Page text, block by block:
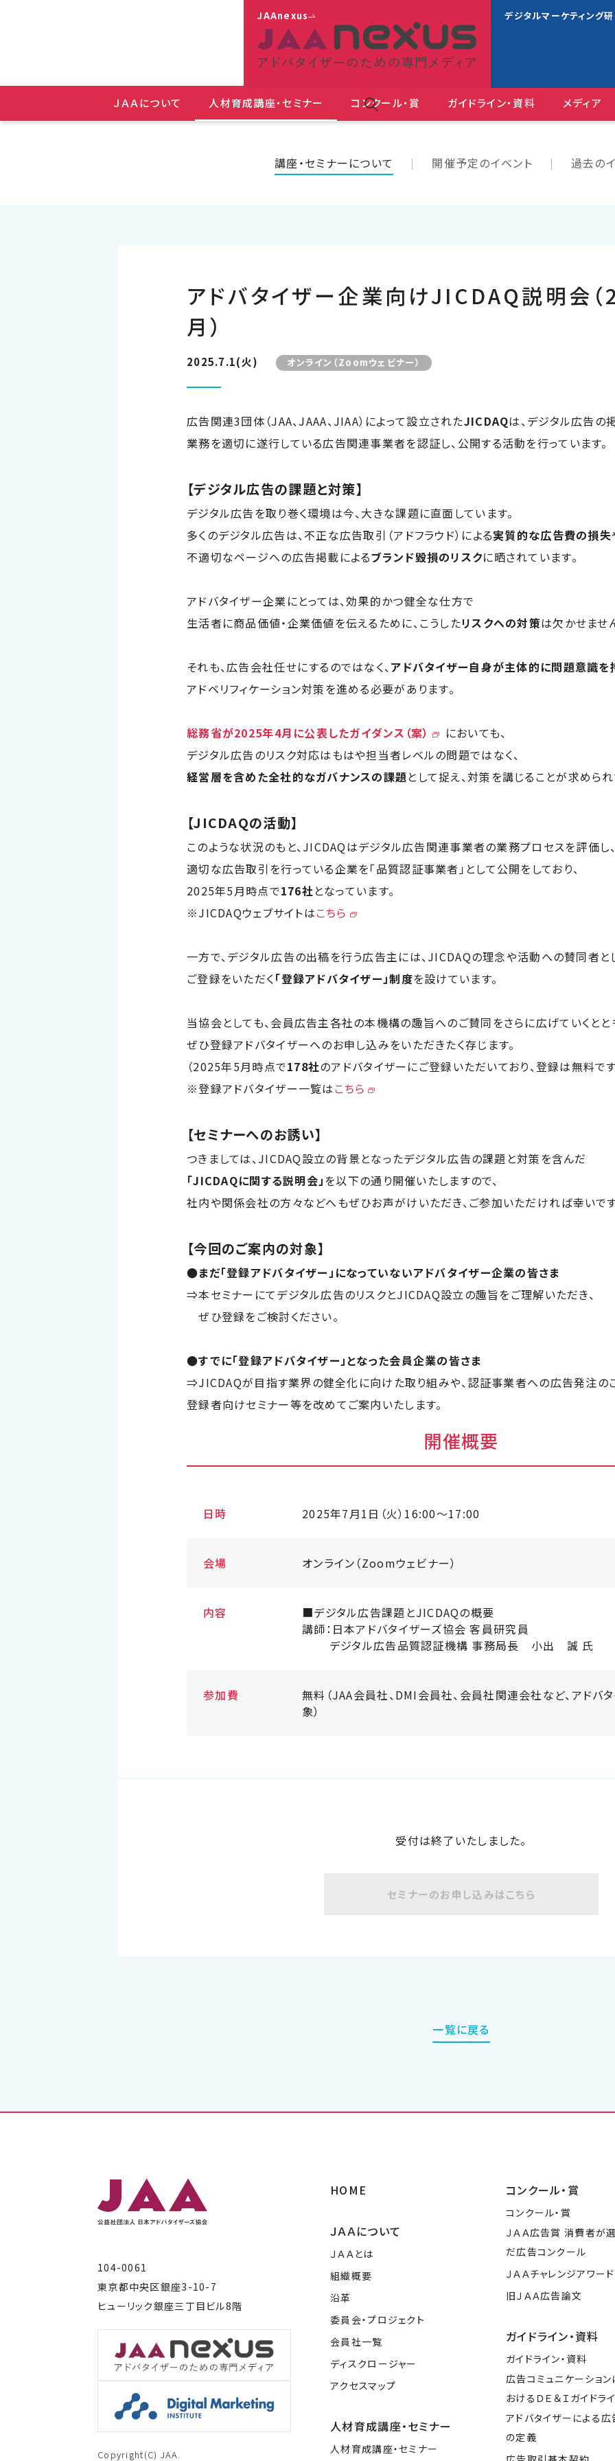
ＪＡＡについて 人材育成講座・セミナー コンクール・賞 ガイドライン・資料 メディア
JAAnexus デジタルマーケティング
講座・セミナーについて 開催予定のイベント 過去の
アドバタイザー企業向けJICDAQ説明会
月）
2025.7.1(火) オンライン（Zoomウェビナー）
広告関連3団体（JAA、JAAA、JIAA）によって設立されたJICDAQは、デジタル広告の
業務を適切に遂行している広告関連事業者を認証し、公開する活動を行っています。
【デジタル広告の課題と対策】
デジタル広告を取り巻く環境は今、大きな課題に直面しています。
多くのデジタル広告は、不正な広告取引（アドフラウド）による実質的な広告費の損失
不適切なページへの広告掲載によるブランド毀損のリスクに晒されています。
アドバタイザー企業にとっては、効果的かつ健全な仕方で
生活者に商品価値・企業価値を伝えるために、こうしたリスクへの対策は欠かせませ
それも、広告会社任せにするのではなく、アドバタイザー自身が主体的に問題意識を
アドベリフィケーション対策を進める必要があります。
総務省が2025年4月に公表したガイダンス（案）
においても、
デジタル広告のリスク対応はもはや担当者レベルの問題ではなく、
経営層を含めた全社的なガバナンスの課題として捉え、対策を講じることが求められ
【JICDAQの活動】
このような状況のもと、JICDAQはデジタル広告関連事業者の業務プロセスを評価し
適切な広告取引を行っている企業を「品質認証事業者」として公開をしており、
2025年5月時点で176社となっています。
※JICDAQウェブサイトはこちら
一方で、デジタル広告の出稿を行う広告主には、JICDAQの理念や活動への賛同者と
ご登録をいただく「登録アドバタイザー」制度を設けています。
当協会としても、会員広告主各社の本機構の趣旨へのご賛同をさらに広げていくとと
ぜひ登録アドバタイザーへのお申し込みをいただきたく存じます。
（2025年5月時点で178社のアドバタイザーにご登録いただいており、登録は無料です
※登録アドバタイザー一覧は こちら
【セミナーへのお誘い】
つきましては、JICDAQ設立の背景となったデジタル広告の課題と対策を含んだ
「JICDAQに関する説明会」を以下の通り開催いたしますので、
社内や関係会社の方々などへもぜひお声がけいただき、ご参加いただければ幸いです
【今回のご案内の対象】
●まだ「登録アドバタイザー」になっていないアドバタイザー企業の皆さま
⇒本セミナーにてデジタル広告のリスクとJICDAQ設立の趣旨をご理解いただき、
ぜひ登録をご検討ください。
●すでに「登録アドバタイザー」となった会員企業の皆さま
⇒JICDAQが目指す業界の健全化に向けた取り組みや、認証事業者への広告発注の
登録者向けセミナー等を改めてご案内いたします。
開催概要
日時 2025年7月1日（火）16:00～17:00
会場 オンライン（Zoomウェビナー）
内容
■デジタル広告課題とJICDAQの概要
講師：日本アドバタイザーズ協会 客員研究員
デジタル広告品質認証機構 事務局長
小出 誠 氏
参加費
無料（JAA会員社、DMI会員社、会員社関連会社など、アドバ
象）
受付は終了いたしました。
セミナーのお申し込みはこちら
一覧に戻る
104-0061
東京都中央区銀座3-10-7
ヒューリック銀座三丁目ビル8階
Copyright(C) JAA.
HOME
ＪＡＡについて
ＪＡＡとは
組織概要
沿革
委員会・プロジェクト
会員社一覧
ディスクロージャー
アクセスマップ
人材育成講座・セミナー
人材育成講座・セミナー
コンクール・賞
コンクール・賞
ＪＡＡ広告賞 消費者が
だ広告コンクール
ＪＡＡチャレンジアワード
旧ＪＡＡ広告論文
ガイドライン・資料
ガイドライン・資料
広告コミュニケーション
おけるＤＥ＆Ｉガイドラ
アドバタイザーによる広
の定義